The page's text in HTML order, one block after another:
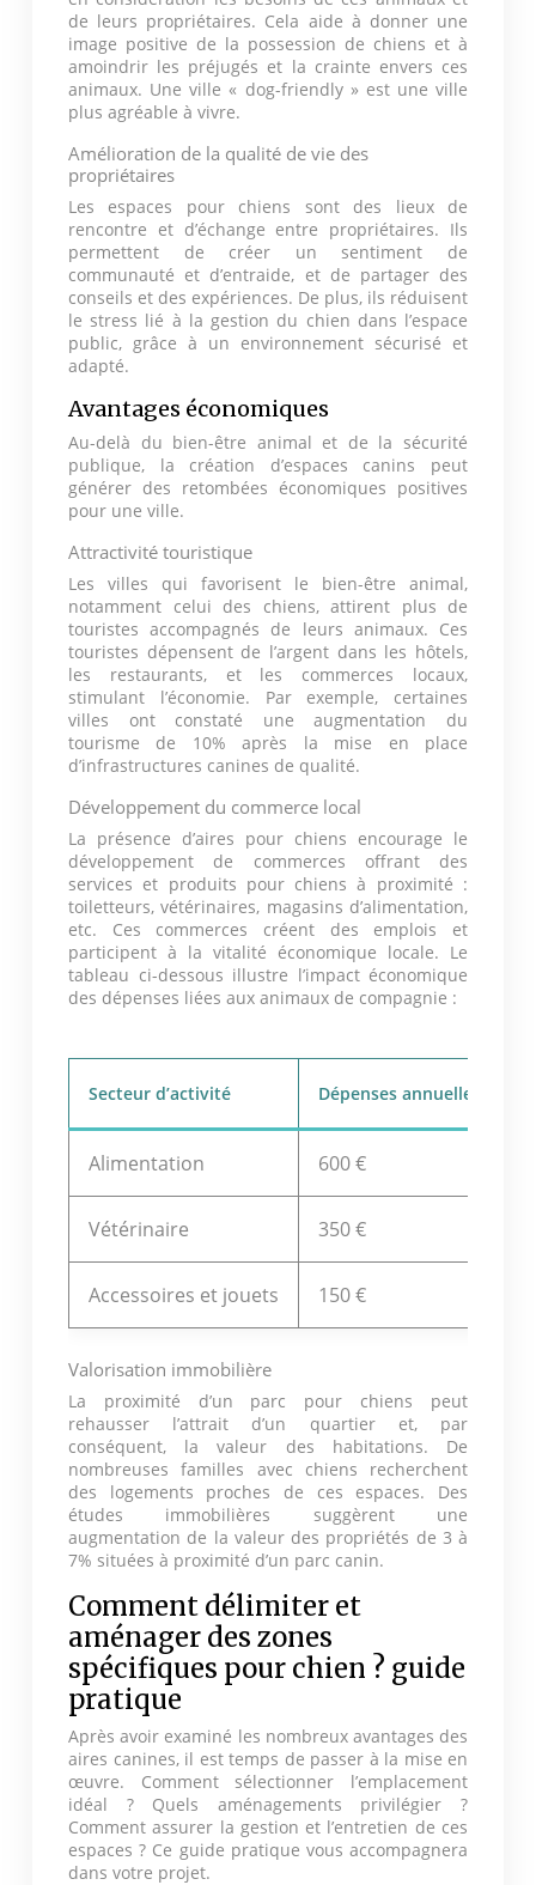
de leurs propriétaires. Cela aide à donner une
image positive de la possession de chiens et à
amoindrir les préjugés et la crainte envers ces
animaux. Une ville « dog-friendly » est une ville
plus agréable à vivre.
Amélioration de la qualité de vie des
propriétaires
Les espaces pour chiens sont des lieux de
rencontre et d’échange entre propriétaires. Ils
permettent de créer un sentiment de
communauté et d’entraide, et de partager des
conseils et des expériences. De plus, ils réduisent
le stress lié à la gestion du chien dans l’espace
public, grâce à un environnement sécurisé et
adapté.
Avantages économiques
Au-delà du bien-être animal et de la sécurité
publique, la création d’espaces canins peut
générer des retombées économiques positives
pour une ville.
Attractivité touristique
Les villes qui favorisent le bien-être animal,
notamment celui des chiens, attirent plus de
touristes accompagnés de leurs animaux. Ces
touristes dépensent de l’argent dans les hôtels,
les restaurants, et les commerces locaux,
stimulant l’économie. Par exemple, certaines
villes ont constaté une augmentation du
tourisme de 10% après la mise en place
d’infrastructures canines de qualité.
Développement du commerce local
La présence d’aires pour chiens encourage le
développement de commerces offrant des
services et produits pour chiens à proximité :
toiletteurs, vétérinaires, magasins d’alimentation,
etc. Ces commerces créent des emplois et
participent à la vitalité économique locale. Le
tableau ci-dessous illustre l’impact économique
des dépenses liées aux animaux de compagnie :
Secteur d’activité Dépenses annuelles
Alimentation 600 €
Vétérinaire 350 €
Accessoires et jouets 150 €
Valorisation immobilière
La proximité d’un parc pour chiens peut
rehausser l’attrait d’un quartier et, par
conséquent, la valeur des habitations. De
nombreuses familles avec chiens recherchent
des logements proches de ces espaces. Des
études immobilières suggèrent une
augmentation de la valeur des propriétés de 3 à
7% situées à proximité d’un parc canin.
Comment délimiter et
aménager des zones
spécifiques pour chien ? guide
pratique
Après avoir examiné les nombreux avantages des
aires canines, il est temps de passer à la mise en
œuvre. Comment sélectionner l’emplacement
idéal ? Quels aménagements privilégier ?
Comment assurer la gestion et l’entretien de ces
espaces ? Ce guide pratique vous accompagnera
dans votre projet.